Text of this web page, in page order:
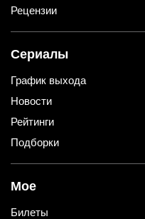
Рецензии
Сериалы
График выхода
Новости
Рейтинги
Подборки
Мое
Билеты